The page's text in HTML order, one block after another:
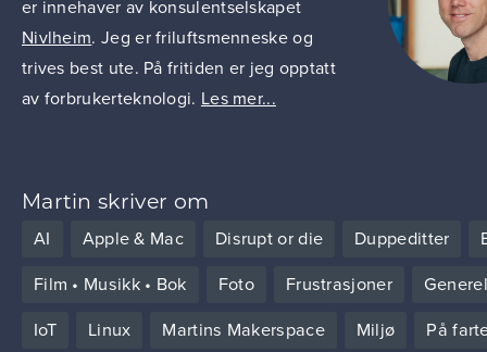
er innehaver av konsulentselskapet
Nivlheim. Jeg er friluftsmenneske og
trives best ute. På fritiden er jeg opptatt
av forbrukerteknologi. Les mer...
Martin skriver om
AI Apple & Mac Disrupt or die Duppeditter
Film • Musikk • Bok Foto Frustrasjoner
IoT Linux Martins Makerspace Miljø På